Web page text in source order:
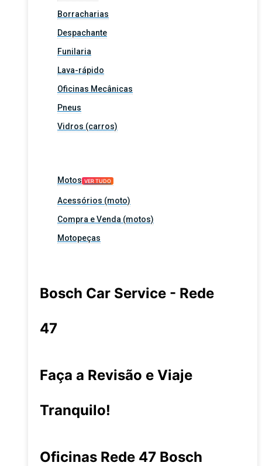
Borracharias
Despachante
Funilaria
Lava-rápido
Oficinas Mecânicas
Pneus
Vidros (carros)
Motos VER TUDO
Acessórios (moto)
Compra e Venda (motos)
Motopeças
Bosch Car Service - Rede
47
Faça a Revisão e Viaje
Tranquilo!
Oficinas Rede 47 Bosch